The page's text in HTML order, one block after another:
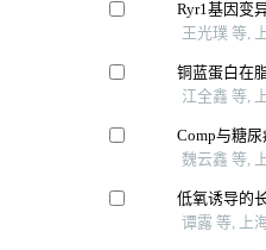
Ryr1基因变
王光璞 等,
铜蓝蛋白在
江全鑫 等,
Comp与糖
魏云鑫 等,
低氧诱导的
谭露 等, 上